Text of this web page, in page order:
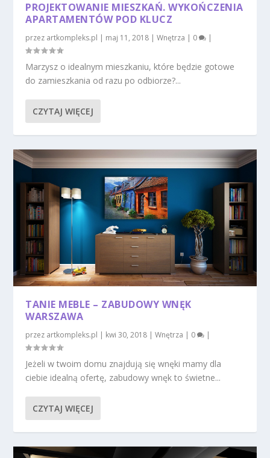
PROJEKTOWANIE MIESZKAŃ. WYKOŃCZENIA
APARTAMENTÓW POD KLUCZ
przez artkompleks.pl | maj 11, 2018 |Wnętrza | 0 |
Marzysz o idealnym mieszkaniu, które będzie gotowe
do zamieszkania od razu po odbiorze?...
CZYTAJ WIĘCEJ
TANIE MEBLE – ZABUDOWY WNĘK
WARSZAWA
przez artkompleks.pl | kwi 30, 2018 |Wnętrza | 0 |
Jeżeli w twoim domu znajdują się wnęki mamy dla
ciebie idealną ofertę, zabudowy wnęk to świetne...
CZYTAJ WIĘCEJ